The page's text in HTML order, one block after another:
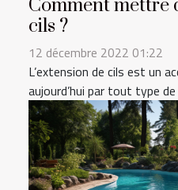
Comment mettre
cils ?
12 décembre 2022 01:22
L’extension de cils est un
aujourd’hui par tout type de